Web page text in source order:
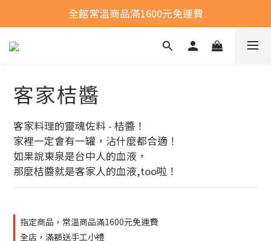
全館常溫商品滿1600元免運費
全館常溫商品滿1600元免運費
選購商品運費問題
客家桔醬
客家料理的靈魂佐料 - 桔醬！
家裡一定會有一罐，沾什麼都合適！
如果說東泉是台中人的血液，
那麼桔醬就是客家人的血液,too啦！
指定商品，常溫商品滿1600元免運費
全店，滿額送手工小禮